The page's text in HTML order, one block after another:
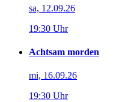
sa, 12.09.26
19:30 Uhr
Achtsam morden
mi, 16.09.26
19:30 Uhr